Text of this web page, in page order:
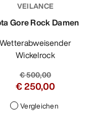
VEILANCE
Gore Rock Damen
Wetterabweisender
Wickelrock
€ 500,00
€ 250,00
Vergleichen